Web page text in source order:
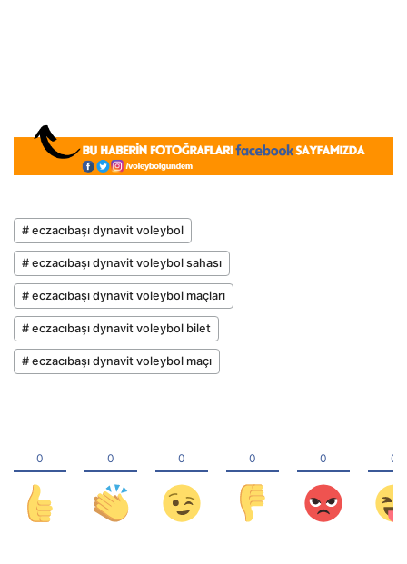
# eczacıbaşı dynavit voleybol
# eczacıbaşı dynavit voleybol sahası
# eczacıbaşı dynavit voleybol maçları
# eczacıbaşı dynavit voleybol bilet
# eczacıbaşı dynavit voleybol maçı